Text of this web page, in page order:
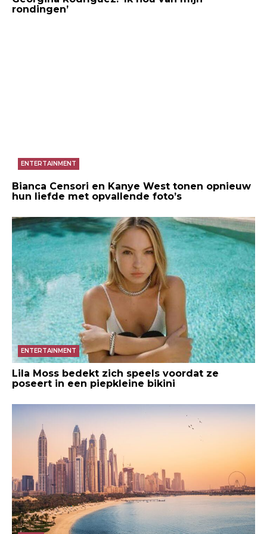
rondingen’
ENTERTAINMENT
Bianca Censori en Kanye West tonen opnieuw
hun liefde met opvallende foto’s
ENTERTAINMENT
Lila Moss bedekt zich speels voordat ze
poseert in een piepkleine bikini